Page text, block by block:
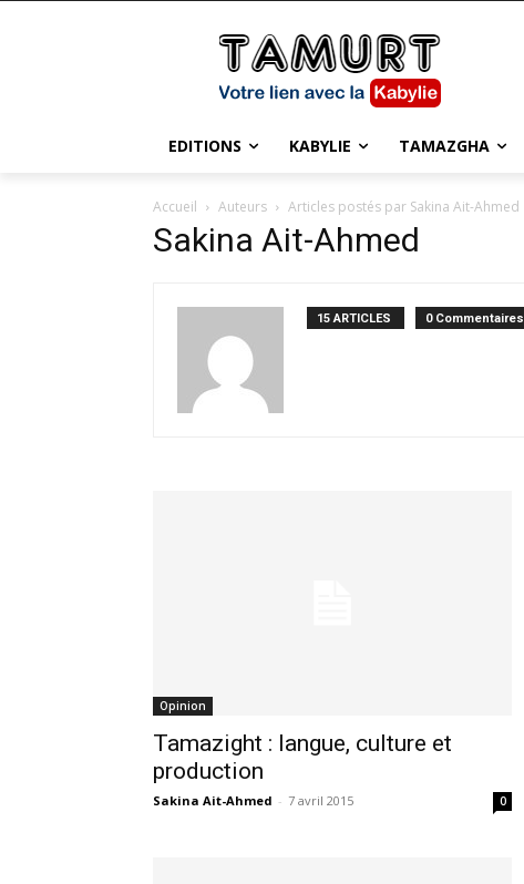
EDITIONS KABYLIE TAMAZGHA
Accueil Auteurs Articles postés par Sakina Ait-Ahmed
Sakina Ait-Ahmed
15 ARTICLES 0 Commentaires
Opinion
Tamazight : langue, culture et
production
Sakina Ait-Ahmed - 7 avril 2015 0